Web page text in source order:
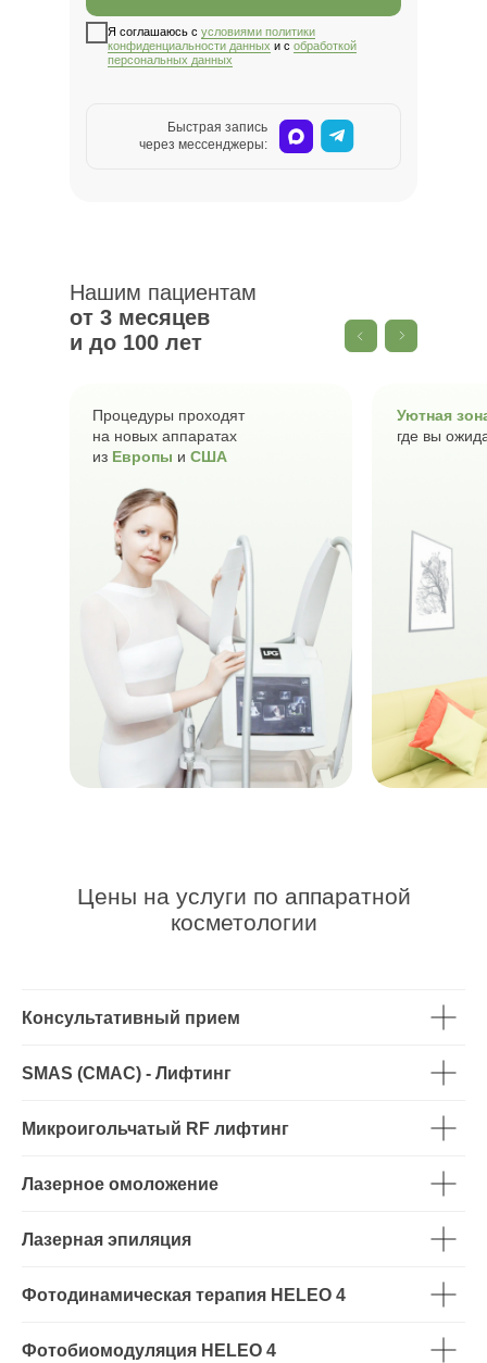
Я соглашаюсь с условиями политики
конфиденциальности данных и с обработкой
персональных данных
Быстрая запись
через мессенджеры:
Нашим пациентам
от 3
месяцев и до 100 лет
Нашим пациентам
от 3 месяцев
и до 100 лет
Процедуры проходят
на новых аппаратах
из Европы и США
Уютная
где вы
Цены на услуги по аппаратной
косметологии
Консультативный прием
SMAS (СМАС) - Лифтинг
Микроигольчатый RF лифтинг
Лазерное омоложение
Лазерная эпиляция
Фотодинамическая терапия HELEO 4
Фотобиомодуляция HELEO 4